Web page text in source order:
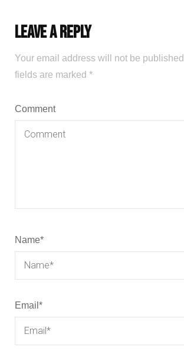
Leave a Reply
Your email address will not be
fields are marked *
Comment
Name*
Email *